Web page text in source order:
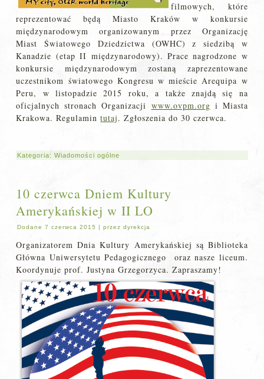
filmowych, które
reprezentować będą Miasto Kraków w konkursie
międzynarodowym organizowanym przez Organizację
Miast Światowego Dziedzictwa (OWHC) z siedzibą w
Kanadzie (etap II międzynarodowy). Prace nagrodzone w
konkursie międzynarodowym zostaną zaprezentowane
uczestnikom światowego Kongresu w mieście Arequipa w
Peru, w listopadzie 2015 roku, a także znajdą się na
oficjalnych stronach Organizacji www.ovpm.org i Miasta
Krakowa. Regulamintutaj. Zgłoszenia do 30 czerwca.
Kategoria:Wiadomości ogólne
10 czerwca Dniem Kultury
Amerykańskiej w II LO
Dodane 7 czerwca 2015 |przez dyrekcja
Organizatorem Dnia Kultury Amerykańskiej są Biblioteka
Główna Uniwersytetu Pedagogicznego oraz nasze liceum.
Koordynuje prof. Justyna Grzegorzyca. Zapraszamy!